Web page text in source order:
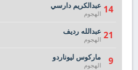
14 عبدالكريم دارسي
الهجوم
21 عبدالله رديف
الهجوم
9 ماركوس ليوناردو
الهجوم